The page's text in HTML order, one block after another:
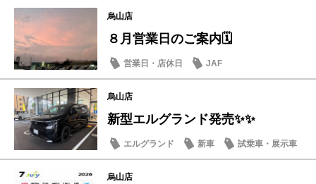
烏山店
８月営業日のご案内🗓️
営業日・店休日 JAF
烏山店
新型エルグランド発売✨✨
エルグランド 新車 試乗車・展示車
烏山店